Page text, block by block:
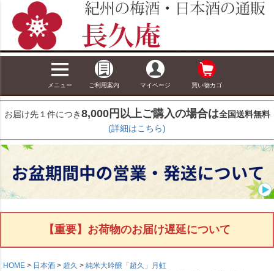
メニュー ご利用案内 マイページ 買い物カゴ
お届け先１件につき8,000円以上ご購入の場合は全国送料無料
(詳細はこちら)
【重要】お荷物のお届け遅延について
HOME 日本酒 超久
純米大吟醸「超久」月虹